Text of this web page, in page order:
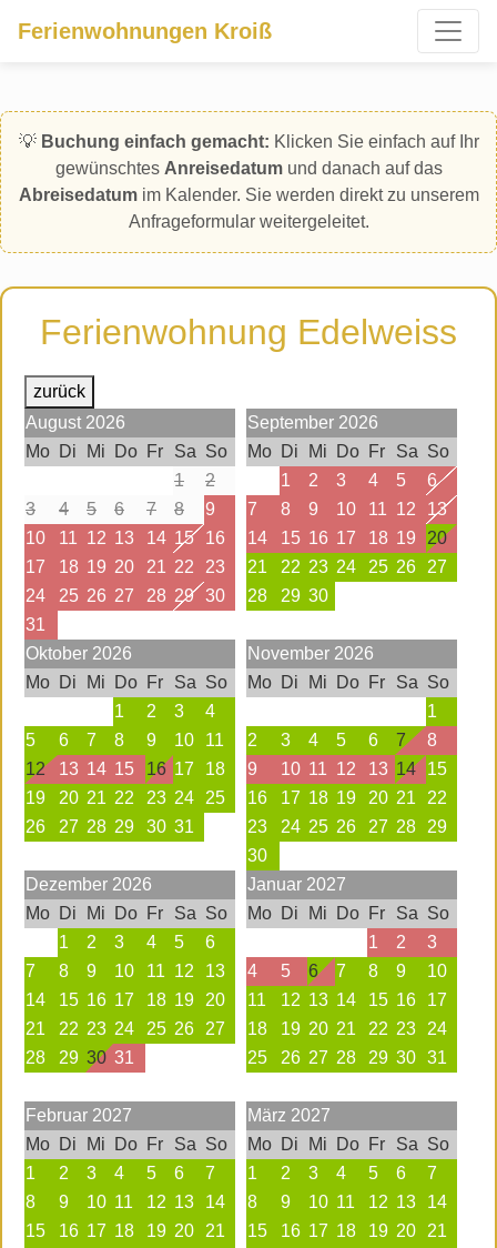
Ferienwohnungen Kroiß
💡 Buchung einfach gemacht: Klicken Sie einfach auf Ihr
gewünschtes Anreisedatumund danach auf das
Abreisedatumim Kalender. Sie werden direkt zu unserem
Anfrageformular weitergeleitet.
Ferienwohnung Edelweiss
zurück
August 2026
Mo Di Mi Do Fr Sa So
1
2
3
4 5 6 7 8
9
10
11 12 13 14 15
16
17
18 19 20 21 22
23
24
25 26 27 28 29 30
31
September 2026
Mo Di Mi Do Fr Sa So
1
2 3 4 5
6
7
8 9 10 11 12
13
14
15 16 17 18 19
20
21
22 23 24 25 26
27
28
29 30
Oktober 2026
Mo Di Mi Do Fr Sa So
1
2 3
4
5
6 7 8 9 10
11
12
13 14 15 16 17
18
19
20 21 22 23 24
25
26
27 28 29 30 31
November 2026
Mo Di Mi Do Fr Sa So
1
2
3 4 5 6 7
8
9
10 11 12 13 14
15
16
17 18 19 20 21
22
23
24 25 26 27 28
29
30
Dezember 2026
Mo Di Mi Do Fr Sa So
1
2 3 4 5
6
7
8 9 10 11 12
13
14
15 16 17 18 19
20
21
22 23 24 25 26
27
28
29 30 31
Januar 2027
Mo Di Mi Do Fr Sa So
1
2
3
4
5 6 7 8 9
10
11
12 13 14 15 16
17
18
19 20 21 22 23
24
25
26 27 28 29 30 31
Februar 2027
Mo Di Mi Do Fr Sa So
1
2 3 4 5 6
7
8
9 10 11 12 13
14
15
16 17 18 19 20
21
März 2027
Mo Di Mi Do Fr Sa So
1
2 3 4 5 6
7
8
9 10 11 12 13
14
15
16 17 18 19 20
21